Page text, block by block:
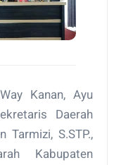
Kanan, Ayu
Daerah
Tarmizi, S.STP.,
Kabupaten